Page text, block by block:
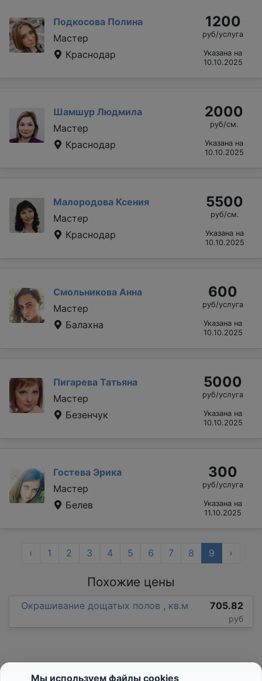
Подкосова Полина
Мастер
Краснодар
1200
руб/услуга
Указана на
10.10.2025
Шамшур Людмила
Мастер
Краснодар
2000
руб/см.
Указана на
10.10.2025
Малородова Ксения
Мастер
Краснодар
5500
руб/см.
Указана на
10.10.2025
Смольникова Анна
Мастер
Балахна
600
руб/услуга
Указана на
10.10.2025
Пигарева Татьяна
Мастер
Безенчук
5000
руб/услуга
Указана на
10.10.2025
Гостева Эрика
Мастер
Белев
300
руб/услуга
Указана на
11.10.2025
‹ 1 2 3 4 5 6 7 8 9 ›
Похожие цены
Окрашивание дощатых полов , кв.м 705.82
руб
Мы используем файлы cookies